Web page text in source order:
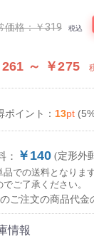
価格：￥319 税込
261 ～ ￥275
ポイント： 13pt
： ￥140 (定形外
での送料となりま
でご了承ください。
ご注文の商品代金
情報